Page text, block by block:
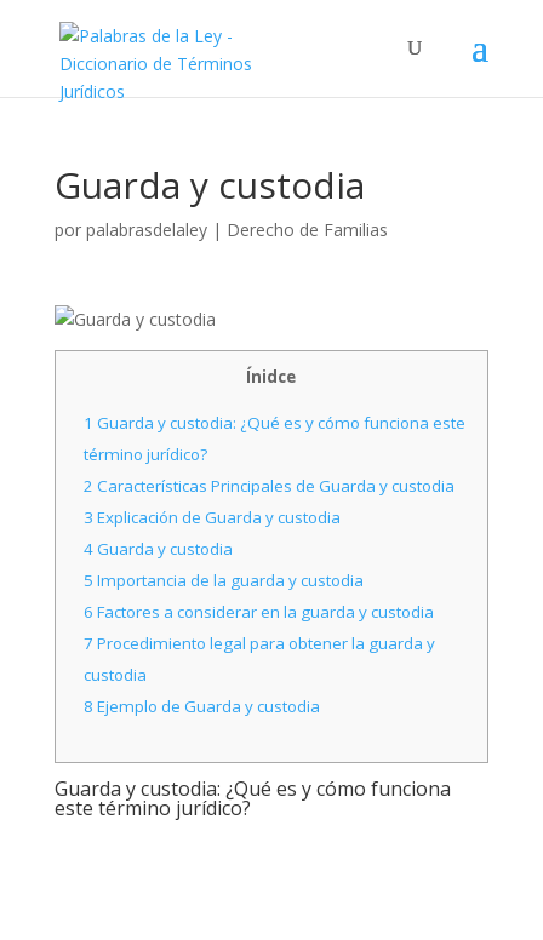
Guarda y custodia
por palabrasdelaley| Derecho de Familias
Ínidce
1 Guarda y custodia: ¿Qué es y cómo funciona este
término jurídico?
2 Características Principales de Guarda y custodia
3 Explicación de Guarda y custodia
4Guarda y custodia
5 Importancia de la guarda y custodia
6 Factores a considerar en la guarda y custodia
7 Procedimiento legal para obtener la guarda y
custodia
8 Ejemplo de Guarda y custodia
Guarda y custodia: ¿Qué es y cómo funciona
este término jurídico?